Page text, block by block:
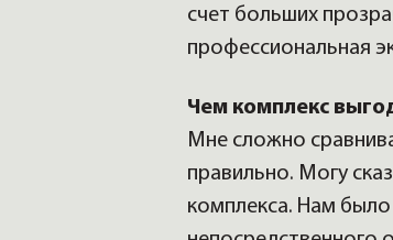
счет больших
профессиональная
Чем комплекс
Мне сложно
правильно. Могу
комплекса. Нам